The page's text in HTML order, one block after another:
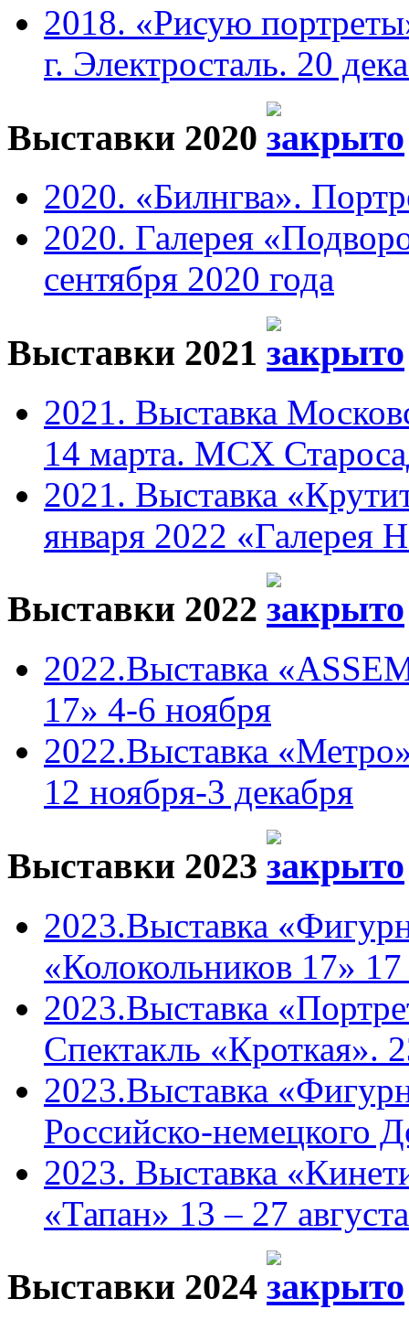
2018. «Рисую
г. Электросталь. 20
Выставки 2020
2020. «Билнгва».
2020. Галерея
сентября 2020 года
Выставки 2021
2021. Выставка
14 марта. МСХ
2021. Выставка
января 2022 «Галерея
Выставки 2022
2022.Выставка
17» 4-6 ноября
2022.Выставка
12 ноября-3 декабря
Выставки 2023
2023.Выставка
«Колокольников 17» 17
2023.Выставка
Спектакль «Кроткая».
2023.Выставка
Российско-немецкого
2023. Выставка
«Тапан» 13 – 27 августа
Выставки 2024